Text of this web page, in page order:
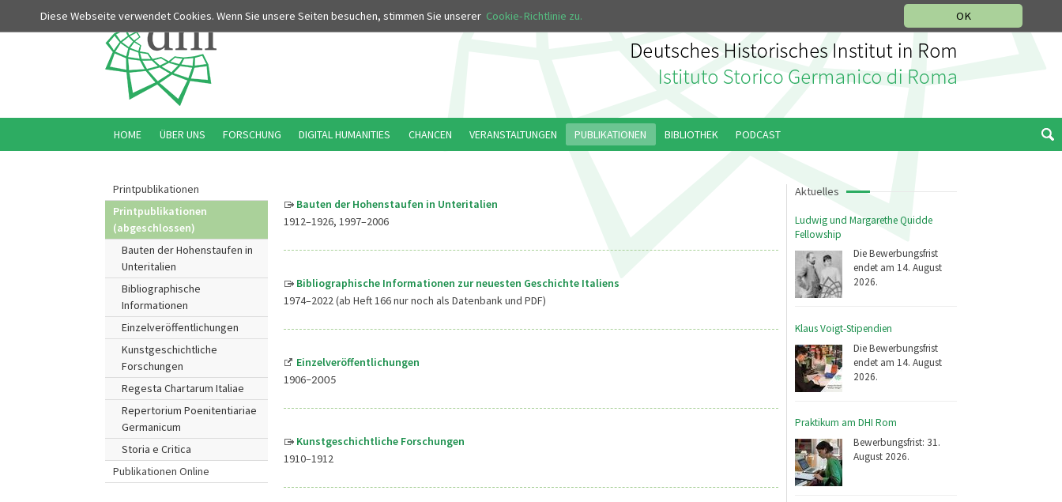
OK
Diese Webseite verwendet Cookies. Wenn Sie unsere Seiten besuchen, stimmen Sie unserer Cookie-Richtlinie zu.
Printpublikationen
Printpublikationen
(abgeschlossen)
Bauten der Hohenstaufen in
Unteritalien
Bibliographische
Informationen
Einzelveröffentlichungen
Kunstgeschichtliche
Forschungen
Regesta Chartarum Italiae
Repertorium Poenitentiariae
Germanicum
Storia e Critica
Publikationen Online
Aktuelles
Ludwig und Margarethe Quidde
Fellowship
Die Bewerbungsfrist
endet am 14. August
2026.
Klaus Voigt-Stipendien
Die Bewerbungsfrist
endet am 14. August
2026.
Praktikum am DHI Rom
Bewerbungsfrist: 31.
August 2026.
Bauten der Hohenstaufen in Unteritalien
1912–1926, 1997–2006
Bibliographische Informationen zur neuesten Geschichte Italiens
1974–2022 (ab Heft 166 nur noch als Datenbank und PDF)
Einzelveröffentlichungen
1906–2005
Kunstgeschichtliche Forschungen
1910–1912
HOME ÜBER UNS FORSCHUNG DIGITAL HUMANITIES CHANCEN VERANSTALTUNGEN PUBLIKATIONEN BIBLIOTHEK PODCAST